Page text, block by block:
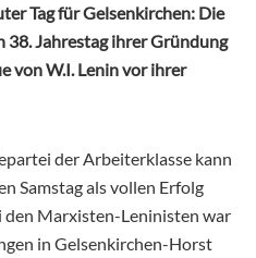
Tag für Gelsenkirchen: Die
38. Jahrestag ihrer Gründung
von W.I. Lenin vor ihrer
der Arbeiterklasse kann
Samstag als vollen Erfolg
den Marxisten-Leninisten war
in Gelsenkirchen-Horst